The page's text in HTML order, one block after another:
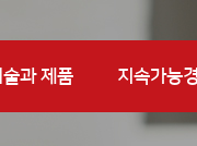
과 제품 지속가능